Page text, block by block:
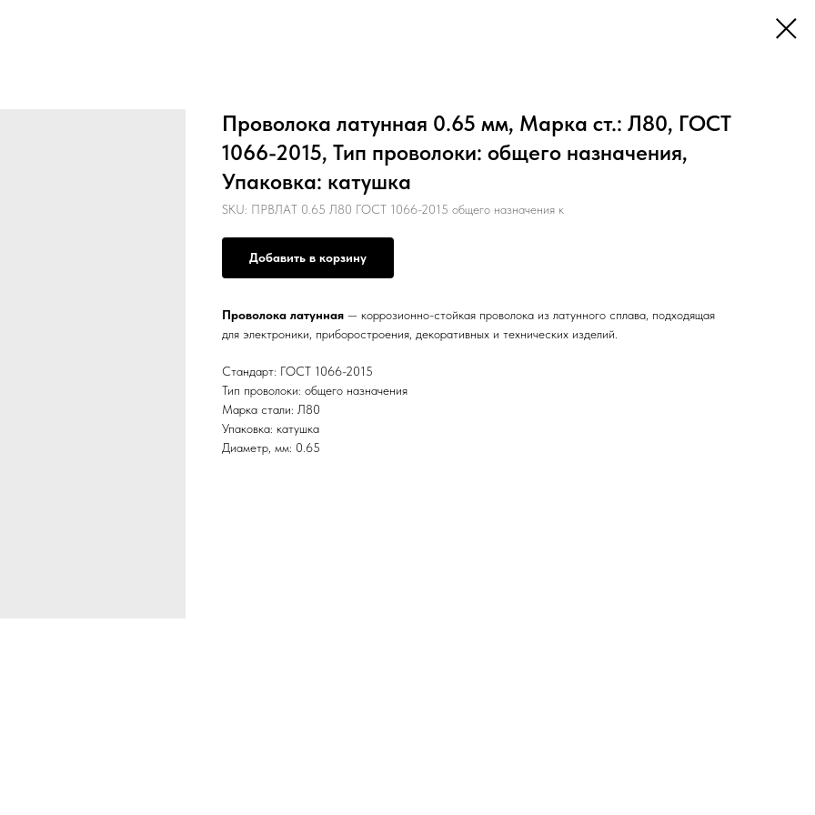
Проволока латунная 0.65 мм, Марка ст.: Л80, ГОСТ
1066-2015, Тип проволоки: общего назначения,
Упаковка: катушка
SKU: ПРВЛАТ 0.65 Л80 ГОСТ 1066-2015 общего назначения к
Добавить в корзину
Проволока латунная — коррозионно-стойкая проволока из латунного сплава, подходящая
для электроники, приборостроения, декоративных и технических изделий.
Стандарт: ГОСТ 1066-2015
Тип проволоки: общего назначения
Марка стали: Л80
Упаковка: катушка
Диаметр, мм: 0.65